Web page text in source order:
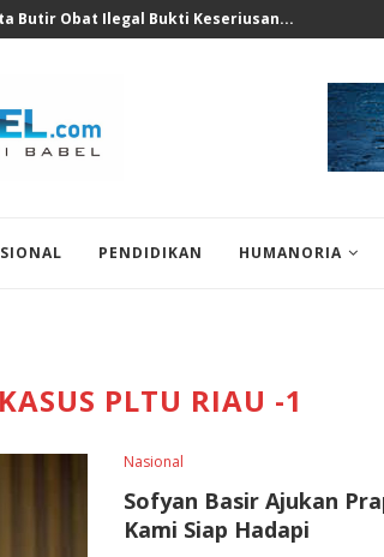
Butir Obat Ilegal Bukti Keseriusan...
PENDIDIKAN HUMANORIA
KASUS PLTU RIAU -1
Nasional
Sofyan Basir Ajukan
Kami Siap Hadapi